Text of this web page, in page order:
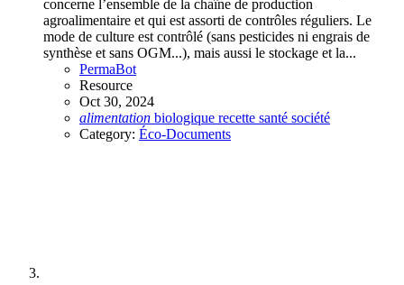
concerne l’ensemble de la chaîne de production
agroalimentaire et qui est assorti de contrôles réguliers. Le
mode de culture est contrôlé (sans pesticides ni engrais de
synthèse et sans OGM...), mais aussi le stockage et la...
PermaBot
Resource
Oct 30, 2024
alimentation biologique recette santé société
Category: Éco-Documents